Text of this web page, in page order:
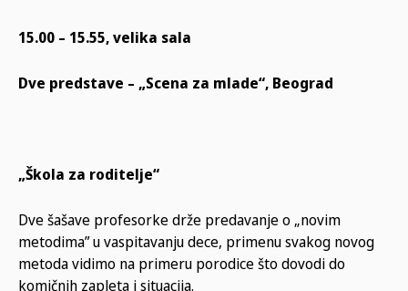
15.00 – 15.55, velika sala
Dve predstave – „Scena za mlade“, Beograd
„Škola za roditelje“
Dve šašave profesorke drže predavanje o „novim
metodima” u vaspitavanju dece, primenu svakog novog
metoda vidimo na primeru porodice što dovodi do
komičnih zapleta i situacija.